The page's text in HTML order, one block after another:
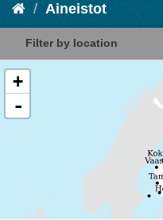
Aineistot
Filter by location
+
-